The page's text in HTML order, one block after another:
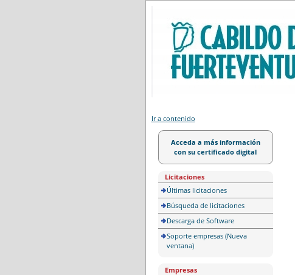
Ir a contenido
Acceda a más información
con su certificado digital
Licitaciones
Últimas licitaciones
Búsqueda de licitaciones
Descarga de Software
Soporte empresas (Nueva
ventana)
Empresas